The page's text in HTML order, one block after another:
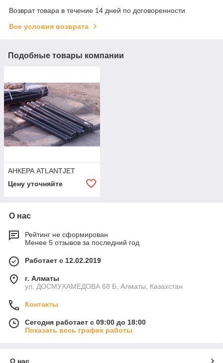
Возврат товара в течение 14 дней по договоренности
Все условия возврата
Подобные товары компании
АНКЕРА ATLANTJET
Цену уточняйте
О нас
Рейтинг не сформирован
Менее 5 отзывов за последний год
Работает с 12.02.2019
г. Алматы
ул. ДОСМУХАМЕДОВА 68 Б, Алматы, Казахстан
Контакты
Сегодня работает с 09:00 до 18:00
Показать весь график работы
О нас